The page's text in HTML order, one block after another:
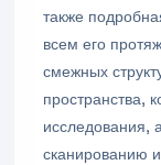
также
всем его
смежных
пространства,
исследования,
сканированию